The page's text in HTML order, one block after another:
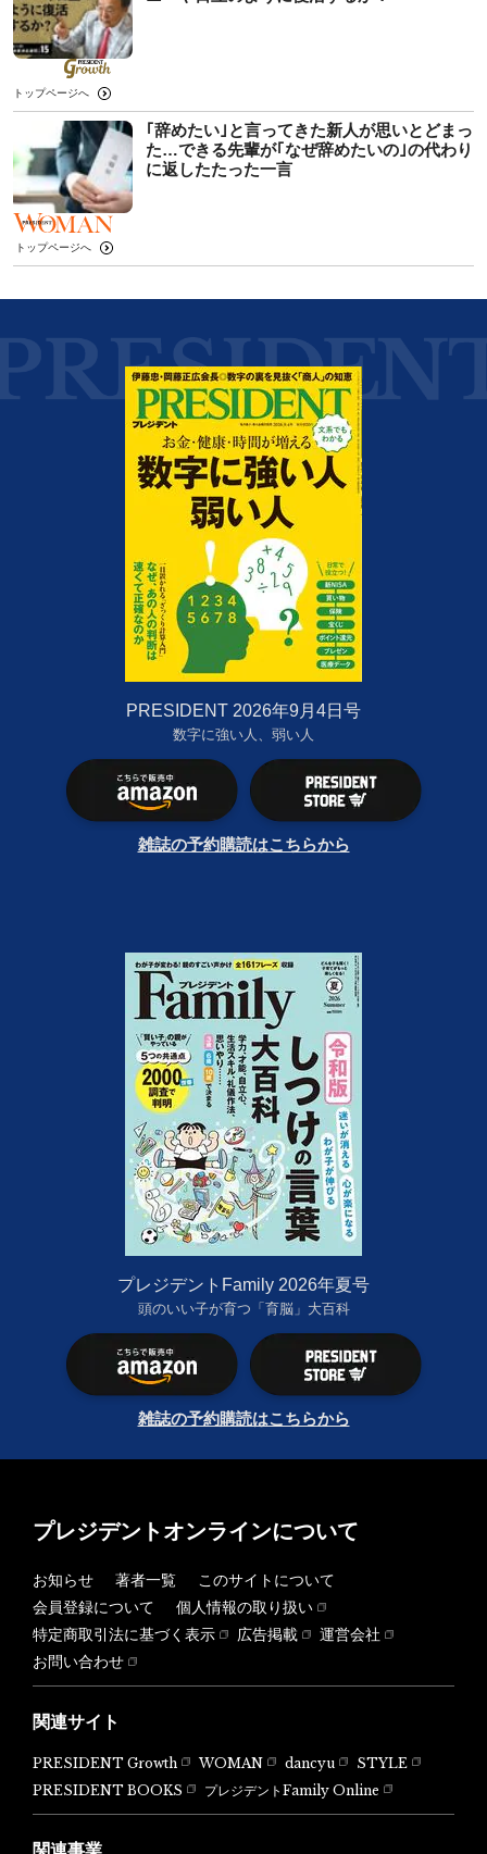
トップページへ
｢辞めたい｣と言ってきた新人が思いとどまっ
た…できる先輩が｢なぜ辞めたいの｣の代わり
に返したたった一言
トップページへ
PRESIDENT 2026年9月4日号
数字に強い人、弱い人
雑誌の予約購読はこちらから
プレジデントFamily 2026年夏号
頭のいい子が育つ「育脳」大百科
雑誌の予約購読はこちらから
プレジデントオンラインについて
お知らせ 著者一覧
このサイトについて
会員登録について
個人情報の取り扱い
特定商取引法に基づく表示
広告掲載
運営会社
お問い合わせ
関連サイト
PRESIDENT Growth WOMAN dancyu
STYLE
PRESIDENT BOOKS
プレジデントFamily Online
関連事業